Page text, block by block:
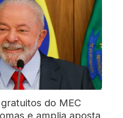
do MEC
e amplia aposta